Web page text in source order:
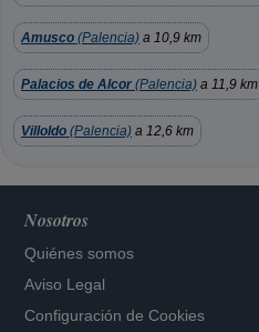
Amusco (Palencia) a 10,9 km
Palacios de Alcor (Palencia) a 11,9 km
Villoldo (Palencia) a 12,6 km
Nosotros
Quiénes somos
Aviso Legal
Configuración de Cookies